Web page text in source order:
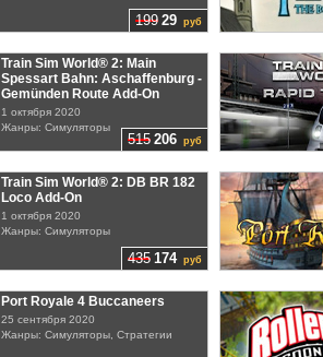
199 29 руб
515 206 руб
Train Sim World® 2: Main
Spessart Bahn: Aschaffenburg -
Gemünden Route Add-On
1 октября 2020
Жанры: Симуляторы
435 174руб
Train Sim World® 2: DB BR 182
Loco Add-On
1 октября 2020
Жанры: Симуляторы
Port Royale 4 Buccaneers
25 сентября 2020
Жанры: Симуляторы, Стратегии